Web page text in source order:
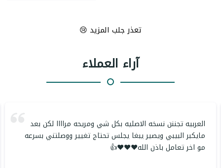
تعذر جلب المزيد 😢
آراء العملاء
العربيه تجننن نسخه الاصليه بكل شي ومريحه مراااا لكن بعد
مايكبر البيبي ويصير يبغا يجلس تحتاج تغيير ووصلتني بسرعه
مو اخر تعامل باذن الله❤️❤️❤️👍